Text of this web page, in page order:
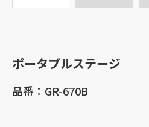
ポータブルステージ
品番：GR-670B